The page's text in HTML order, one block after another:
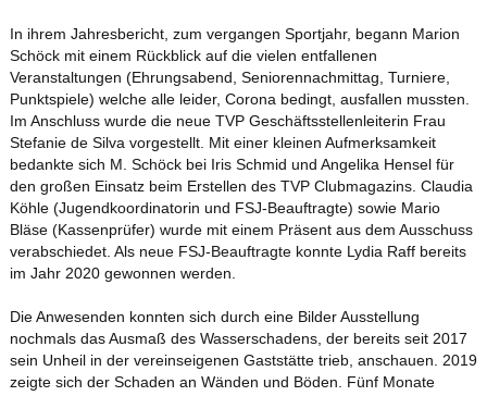
In ihrem Jahresbericht, zum vergangen Sportjahr, begann Marion
Schöck mit einem Rückblick auf die vielen entfallenen
Veranstaltungen (Ehrungsabend, Seniorennachmittag, Turniere,
Punktspiele) welche alle leider, Corona bedingt, ausfallen mussten.
Im Anschluss wurde die neue TVP Geschäftsstellenleiterin Frau
Stefanie de Silva vorgestellt. Mit einer kleinen Aufmerksamkeit
bedankte sich M. Schöck bei Iris Schmid und Angelika Hensel für
den großen Einsatz beim Erstellen des TVP Clubmagazins. Claudia
Köhle (Jugendkoordinatorin und FSJ-Beauftragte) sowie Mario
Bläse (Kassenprüfer) wurde mit einem Präsent aus dem Ausschuss
verabschiedet. Als neue FSJ-Beauftragte konnte Lydia Raff bereits
im Jahr 2020 gewonnen werden.
Die Anwesenden konnten sich durch eine Bilder Ausstellung
nochmals das Ausmaß des Wasserschadens, der bereits seit 2017
sein Unheil in der vereinseigenen Gaststätte trieb, anschauen. 2019
zeigte sich der Schaden an Wänden und Böden. Fünf Monate